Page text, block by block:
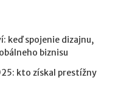
keď spojenie dizajnu,
biznisu
kto získal prestížny